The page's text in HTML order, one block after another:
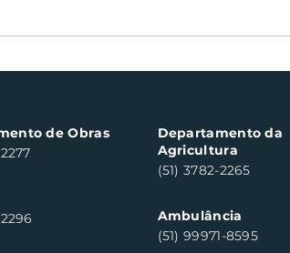
de Obras
Departamento da
Agricultura
(51) 3782-2265
Ambulância
(51) 99971-8595